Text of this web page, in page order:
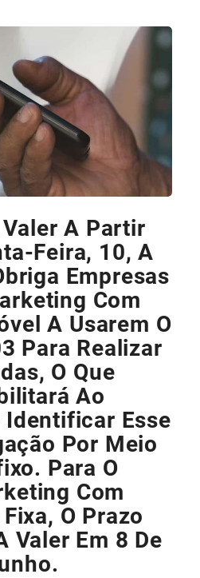
A Partir
Feira, 10, A
Empresas
Com
A Usarem O
Para Realizar
O Que
Ao
Esse
Por Meio
Para O
Com
O Prazo
Valer Em 8 De